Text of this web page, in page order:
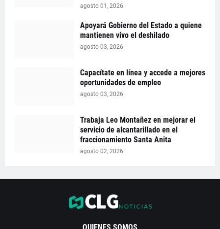
agosto 01, 2026
Apoyará Gobierno del Estado a quiene
mantienen vivo el deshilado
agosto 03, 2026
Capacítate en línea y accede a mejores
oportunidades de empleo
agosto 03, 2026
Trabaja Leo Montañez en mejorar el
servicio de alcantarillado en el
fraccionamiento Santa Anita
agosto 02, 2026